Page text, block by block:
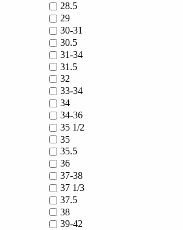
28.5
29
30-31
30.5
31-34
31.5
32
33-34
34
34-36
35 1/2
35
35.5
36
37-38
37 1/3
37.5
38
39-42